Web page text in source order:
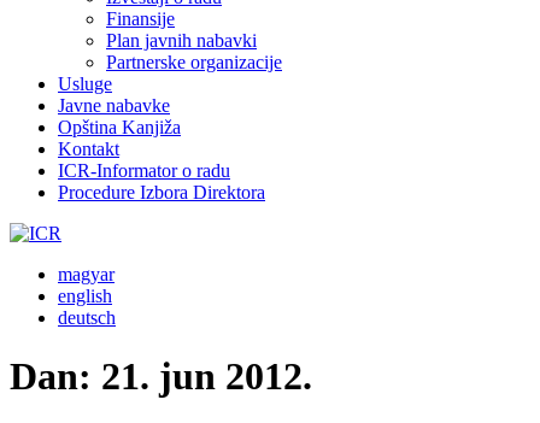
Finansije
Plan javnih nabavki
Partnerske organizacije
Usluge
Javne nabavke
Opština Kanjiža
Kontakt
ICR-Informator o radu
Procedure Izbora Direktora
magyar
english
deutsch
Dan: 21. jun 2012.